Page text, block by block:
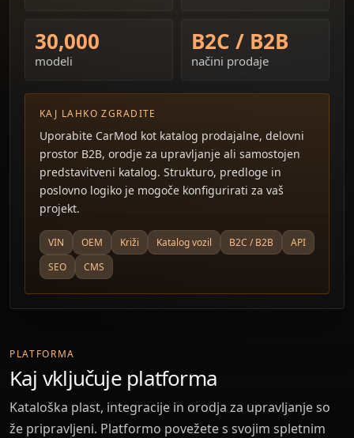
30,000
modeli
B2C / B2B
načini prodaje
KAJ LAHKO ZGRADITE
Uporabite CarMod kot katalog prodajalne, delovni
prostor B2B, orodje za upravljanje ali samostojen
predstavitveni katalog. Strukturo, predloge in
poslovno logiko je mogoče konfigurirati za vaš
projekt.
VIN OEM Križi Katalog vozil B2C / B2B
API
SEO
CMS
PLATFORMA
Kaj vključuje platforma
Kataloška plast, integracije in orodja za upravljanje so
že pripravljeni. Platformo povežete s svojim spletnim